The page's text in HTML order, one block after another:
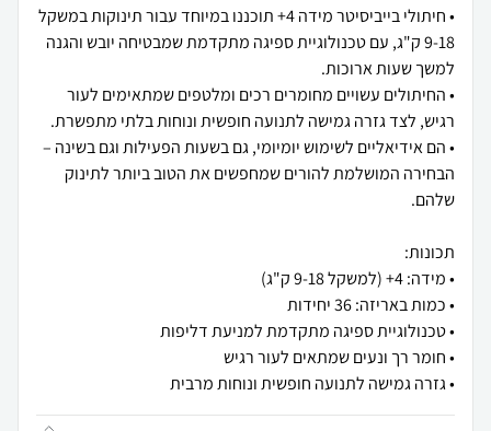
• חיתולי בייביסיטר מידה 4+ תוכננו במיוחד עבור תינוקות במשקל
9-18 ק"ג, עם טכנולוגיית ספיגה מתקדמת שמבטיחה יובש והגנה
• החיתולים עשויים מחומרים רכים ומלטפים שמתאימים לעור
• הם אידיאליים לשימוש יומיומי, גם בשעות הפעילות וגם בשינה –
הבחירה המושלמת להורים שמחפשים את הטוב ביותר לתינוק
• גזרה גמישה לתנועה חופשית ונוחות מרבית